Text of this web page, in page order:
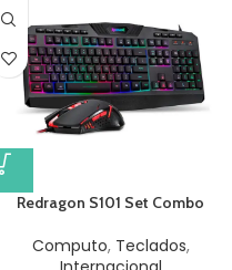
Redragon S101 Set Combo
Computo, Teclados,